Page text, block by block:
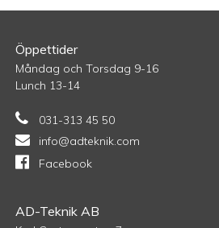
Öppettider
Måndag och Torsdag 9-16
Lunch 13-14
031-313 45 50
info@adteknik.com
Facebook
AD-Teknik AB